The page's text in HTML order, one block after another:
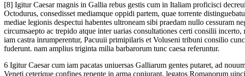
[8] Igitur Caesar magnis in Gallia rebus gestis cum in Italiam proficisci
Octodurus, consedisset mediamque oppidi partem, quae torrente
mediae legionis despectui habentes ultroneam sibi praedam nullo cessuram
circumsaepto ac trepido atque inter uarias consultationes certi consilii
iam castra inrumperentur, Pacuuii primipilaris et Voluseni tribuni consilio
fuderunt. nam amplius triginta milia barbarorum tunc caesa referuntur.
6 Igitur Caesar cum iam pacatas uniuersas Galliarum gentes putaret, ad
Veneti ceterique confines repente in arma coniurant, legatos Romanorum